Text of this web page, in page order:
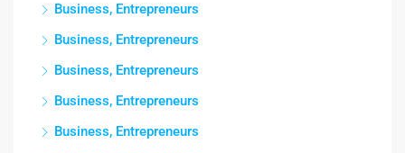
Business, Entrepreneurs
Business, Entrepreneurs
Business, Entrepreneurs
Business, Entrepreneurs
Business, Entrepreneurs